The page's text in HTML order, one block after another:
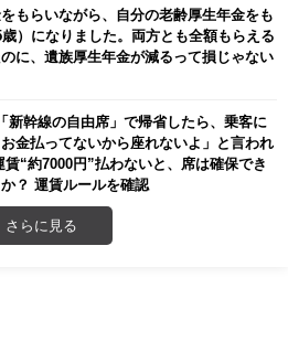
もらいながら、自分の老齢厚生年金をも
歳）になりました。両方とも全額もらえる
に、遺族厚生年金が減るって損じゃない
新幹線の自由席」で帰省したら、乗客に
お金払ってないから座れないよ」と言われ
賃“約7000円”払わないと、席は確保でき
？ 運賃ルールを確認
さらに見る